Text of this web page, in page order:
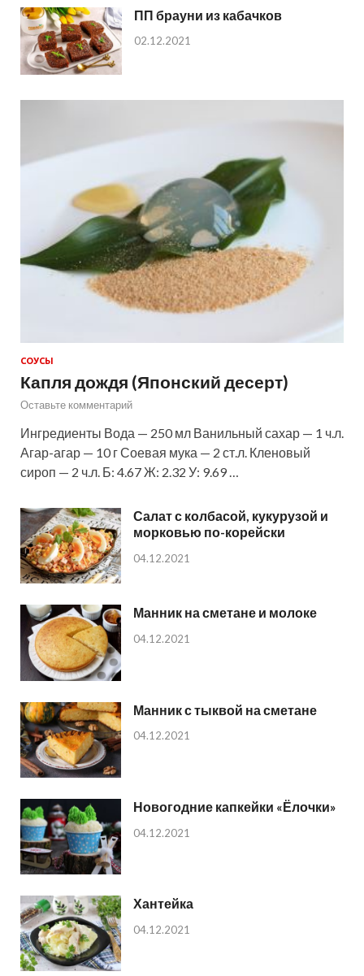
ПП брауни из кабачков
02.12.2021
СОУСЫ
Капля дождя (Японский десерт)
Оставьте комментарий
Ингредиенты Вода — 250 мл Ванильный сахар — 1 ч.л.
Агар-агар — 10 г Соевая мука — 2 ст.л. Кленовый
сироп — 2 ч.л. Б: 4.67 Ж: 2.32 У: 9.69 …
Салат с колбасой, кукурузой и
морковью по-корейски
04.12.2021
Манник на сметане и молоке
04.12.2021
Манник с тыквой на сметане
04.12.2021
Новогодние капкейки «Ёлочки»
04.12.2021
Хантейка
04.12.2021